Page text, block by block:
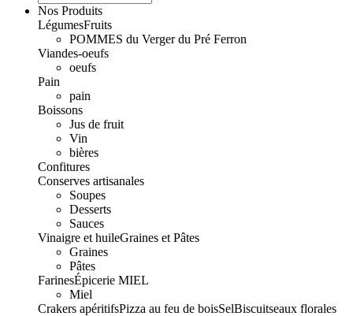
Nos Produits
LégumesFruits
POMMES du Verger du Pré Ferron
Viandes-oeufs
oeufs
Pain
pain
Boissons
Jus de fruit
Vin
bières
Confitures
Conserves artisanales
Soupes
Desserts
Sauces
Vinaigre et huileGraines et Pâtes
Graines
Pâtes
FarinesÉpicerie MIEL
Miel
Crakers apéritifsPizza au feu de boisSelBiscuitseaux florales